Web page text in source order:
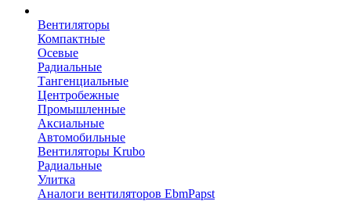
Вентиляторы
Компактные
Осевые
Радиальные
Тангенциальные
Центробежные
Промышленные
Аксиальные
Автомобильные
Вентиляторы Krubo
Радиальные
Улитка
Аналоги вентиляторов EbmPapst